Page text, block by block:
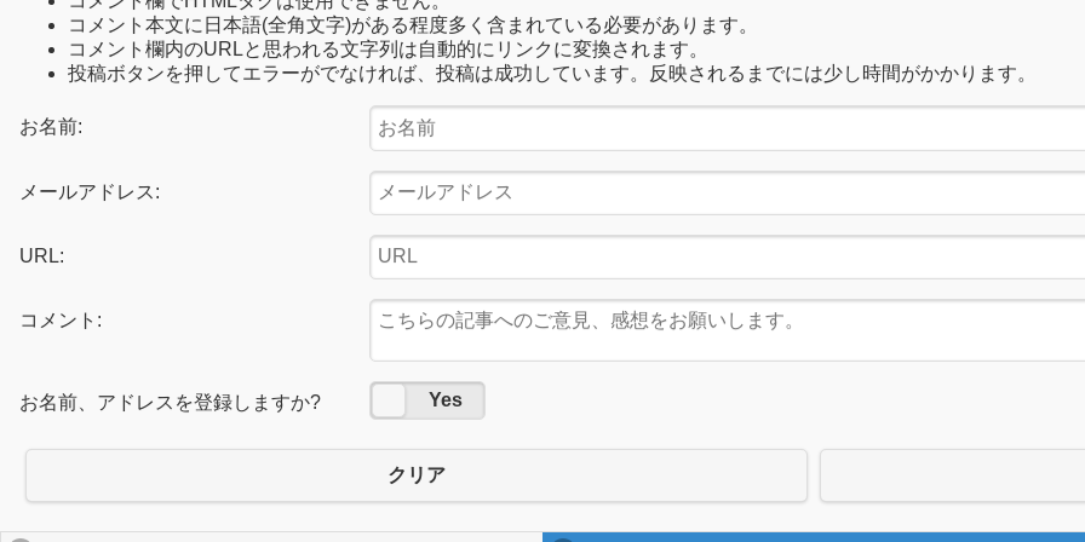
コメント本文に日本語(全角文字)がある程度多く含まれている必要があります。
コメント欄内のURLと思われる文字列は自動的にリンクに変換されます。
投稿ボタンを押してエラーがでなければ、投稿は成功しています。反映されるまでには少し時間がかかります。
お名前:
メールアドレス:
URL:
コメント:
お名前、アドレスを登録しますか? Yes
クリア